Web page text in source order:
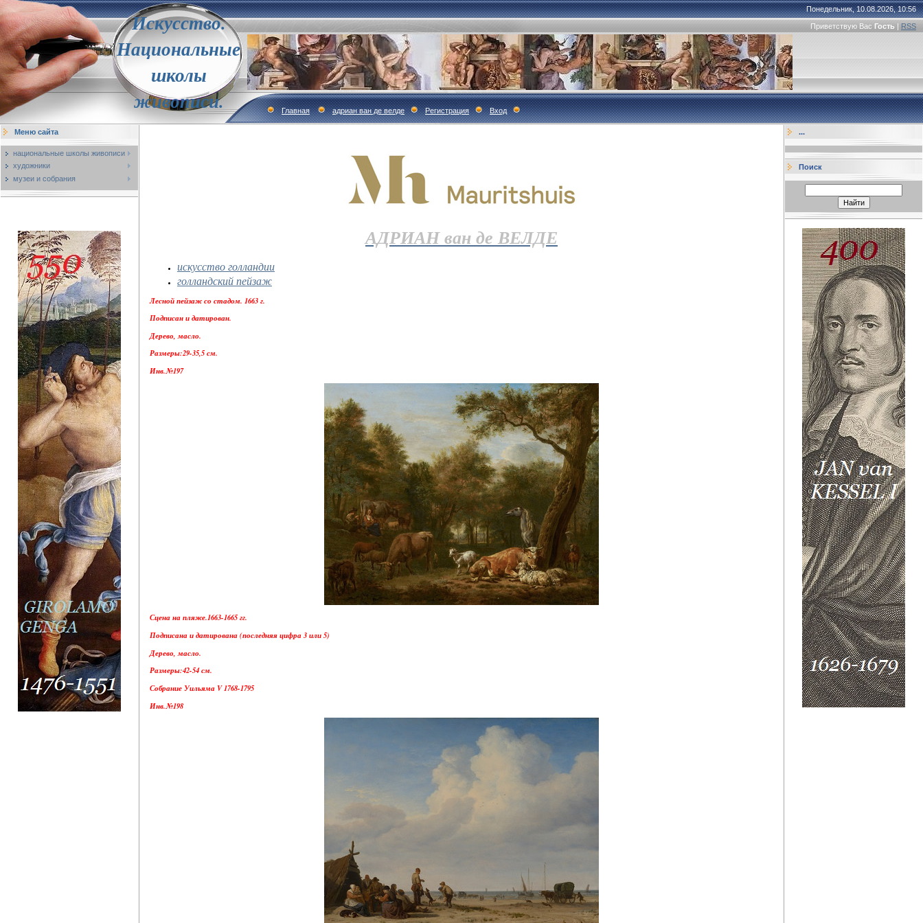
Искусство.
Национальные
школы
живописи.
Понедельник, 10.08.2026, 10:56
Приветствую Вас Гость | RSS
Главная адриан ван де велде Регистрация Вход
Меню сайта
национальные школы живописи
художники
музеи и собрания
АДРИАН ван де ВЕЛДЕ
искусство голландии
голландский пейзаж
Лесной пейзаж со стадом. 1663 г.
Подписан и датирован.
Дерево, масло.
Размеры:29-35,5 см.
Инв.№197
Сцена на пляже.1663-1665 гг.
Подписана и датирована (последняя цифра 3 или 5)
Дерево, масло.
Размеры:42-54 см.
Собрание Уильяма V 1768-1795
Инв.№198
...
Поиск